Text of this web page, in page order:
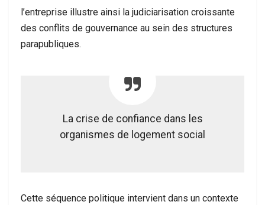
l’entreprise illustre ainsi la judiciarisation croissante
des conflits de gouvernance au sein des structures
parapubliques.
La crise de confiance dans les
organismes de logement social
Cette séquence politique intervient dans un contexte